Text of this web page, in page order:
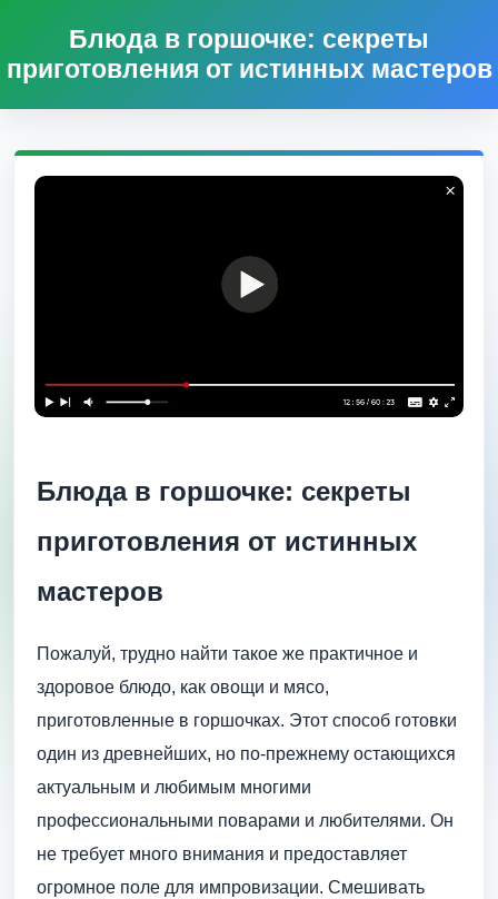
Блюда в горшочке: секреты
приготовления от истинных мастеров
Блюда в горшочке: секреты
приготовления от истинных
мастеров
Пожалуй, трудно найти такое же практичное и
здоровое блюдо, как овощи и мясо,
приготовленные в горшочках. Этот способ готовки
один из древнейших, но по-прежнему остающихся
актуальным и любимым многими
профессиональными поварами и любителями. Он
не требует много внимания и предоставляет
огромное поле для импровизации. Смешивать